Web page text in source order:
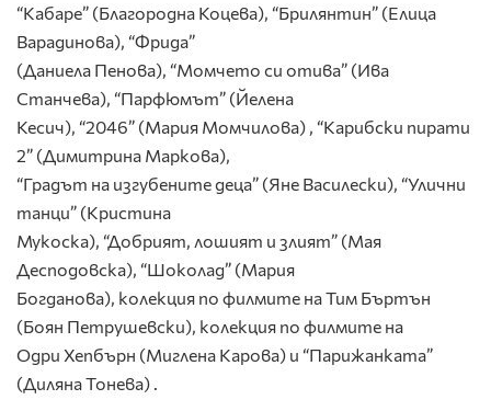
“Кабаре” (Благородна Коцева), “Брилянтин” (Елица
Варадинова), “Фрида”
(Даниела Пенова), “Момчето си отива” (Ива
Станчева), “Парфюмът” (Йелена
Кесич), “2046” (Мария Момчилова) , “Карибски пирати
2” (Димитрина Маркова),
“Градът на изгубените деца” (Яне Василески), “Улични
танци” (Кристина
Мукоска), “Добрият, лошият и злият” (Мая
Десподовска), “Шоколад” (Мария
Богданова), колекция по филмите на Тим Бъртън
(Боян Петрушевски), колекция по филмите на
Одри Хепбърн (Миглена Карова) и “Парижанката”
(Диляна Тонева) .